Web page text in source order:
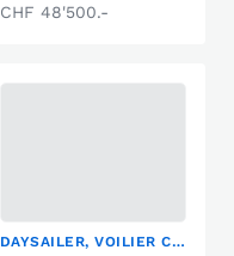
CHF 48'500.-
DAYSAILER, VOILIER CLASSIQUE, VOILIER DE RÉGATE